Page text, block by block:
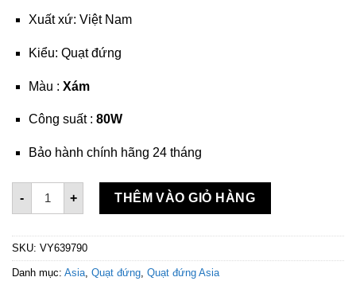
Xuất xứ: Việt Nam
Kiểu: Quạt đứng
Màu : Xám
Công suất : 80W
Bảo hành chính hãng 24 tháng
-
Quạt đứng ASIAvina TURBO X 80w - VY629790 Xám số
+ THÊM VÀO GIỎ HÀNG
SKU: VY639790
Danh mục: Asia, Quạt đứng, Quạt đứng Asia